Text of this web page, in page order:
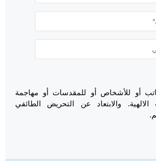
أو للأشخاص أو للمقدسات أو مهاجمة
الالهية. والابتعاد عن التحريض الطائفي